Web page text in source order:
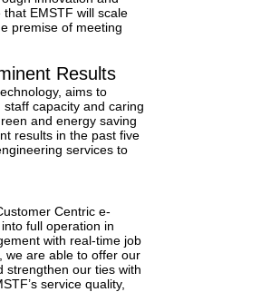
EMSTF will scale
premise of meeting
Results
aims to
capacity and caring
and energy saving
results in the past five
services to
Centric e-
full operation in
with real-time job
we are able to offer our
strengthen our ties with
service quality,